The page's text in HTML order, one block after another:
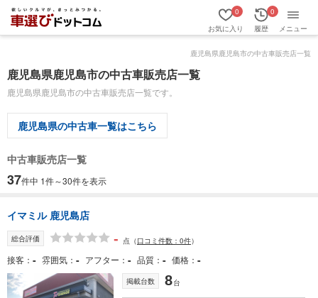
お気に入り
0
履歴
0
メニュー
鹿児島県鹿児島市の中古車販売店一覧
鹿児島県鹿児島市の中古車販売店一覧
鹿児島県鹿児島市の中古車販売店一覧です。
鹿児島県の中古車一覧はこちら
中古車販売店一覧
37件中 1件～30件を表示
イマミル 鹿児島店
総合評価 - 点 （口コミ件数：0件）
接客 - 雰囲気 - アフター - 品質 - 価格 -
掲載台数 8台